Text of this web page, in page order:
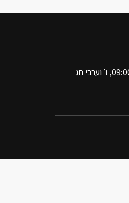
שעות פתיחה: א-ה 09:00-19:00, ו׳ וערבי חג